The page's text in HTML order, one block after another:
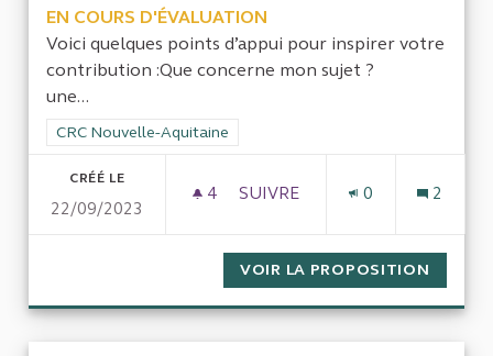
EN COURS D'ÉVALUATION
Voici quelques points d’appui pour inspirer votre
contribution :Que concerne mon sujet ?
une...
Filtrer les résultats de la catégorie : CRC Nouvelle-Aquitaine
CRC Nouvelle-Aquitaine
CRÉÉ LE
22/09/2023
4 4 ABONNÉS
SUIVRE
0 2
VOIR LA PROPOSITION